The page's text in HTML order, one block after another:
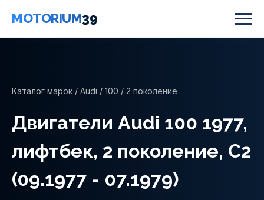
MOTORIUM39
Каталог марок / Audi / 100 / 2 поколение
Двигатели Audi 100 1977,
лифтбек, 2 поколение, C2
(09.1977 - 07.1979)